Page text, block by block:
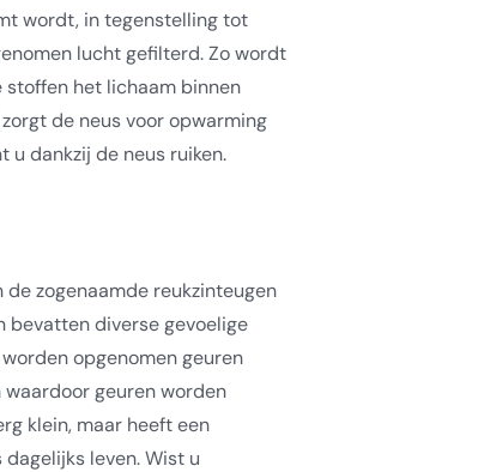
wordt, in tegenstelling tot
lucht gefilterd. Zo wordt
het lichaam binnen
de neus voor opwarming
u dankzij de neus ruiken.
zogenaamde reukzinteugen
bevatten diverse gevoelige
opgenomen geuren
geuren worden
klein, maar heeft een
leven. Wist u